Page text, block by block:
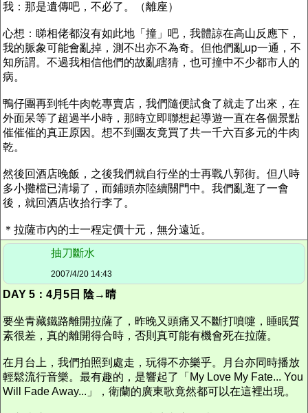
我：那是遺傳吧，不必了。（離座）
心想：睇相佬都沒有如此地「撞」吧，我體諒在高山反應下，
我的脈象可能會亂掉，測不出亦不為奇。但他們亂up一通，不
知所謂。不過我相信他們的故亂瞎猜，也可撞中不少都市人的
病。
鴨仔團再到牦牛肉乾專賣店，我們隨便試食了就走了出來，在
外面呆等了超過半小時，那時立即聯想起導遊一直在各個景點
催催催的真正原因。想不到團友竟買了共一千六百多元的牛肉
乾。
然後回酒店晚飯，之後我們就自行坐的士再戰八郭街。但八時
多小攤檔已清場了，而鋪頭亦陸續關門中。我們亂逛了一會
後，就回酒店收拾行李了。
＊拉薩市內的士一程定價十元，無分遠近。
抽刀斷水
2007/4/20 14:43
DAY 5：4月5日 陰→晴
要坐青藏鐵路離開拉薩了，昨晚又頭痛又不斷打噴嚏，睡眠質
素很差，真的離開得合時，否則真可能有機會死在拉薩。
在月台上，我們拍照到處走，玩得不亦樂乎。月台亦同時播放
輕鬆流行音樂。最有趣的，是響起了「My Love My Fate... You
Will Fade Away...」，衛蘭的廣東歌竟然都可以在這裡出現。